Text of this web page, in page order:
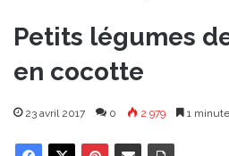
Petits légumes
en cocotte
23 avril 2017 0 2 979 1